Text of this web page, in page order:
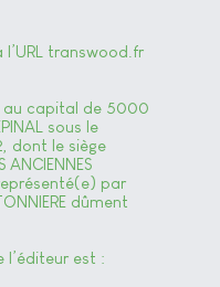
transwood.fr
au capital de 5000
sous le
dont le siège
représenté(e) par
dûment
l’éditeur est :